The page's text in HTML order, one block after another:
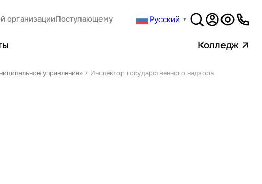
организацииПоступающему Русский ▼
Версия
для
Колледж
управление» > Инспектор государственного надзора